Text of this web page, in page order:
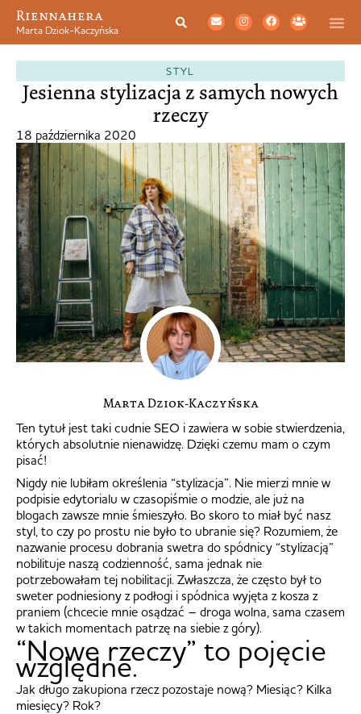
Riennahera
Marta Dziok-Kaczyńska
STYL
Jesienna stylizacja z samych nowych
rzeczy
18 października 2020
Marta Dziok-Kaczyńska
Ten tytuł jest taki cudnie SEO i zawiera w sobie stwierdzenia,
których absolutnie nienawidzę. Dzięki czemu mam o czym
pisać!
Nigdy nie lubiłam określenia “stylizacja”. Nie mierzi mnie w
podpisie edytorialu w czasopiśmie o modzie, ale już na
blogach zawsze mnie śmieszyło. Bo skoro to miał być nasz
styl, to czy po prostu nie było to ubranie się? Rozumiem, że
nazwanie procesu dobrania swetra do spódnicy “stylizacją”
nobilituje naszą codzienność, sama jednak nie
potrzebowałam tej nobilitacji. Zwłaszcza, że często był to
sweter podniesiony z podłogi i spódnica wyjęta z kosza z
praniem (chcecie mnie osądzać – droga wolna, sama czasem
w takich momentach patrzę na siebie z góry).
“Nowe rzeczy” to pojęcie
względne.
Jak długo zakupiona rzecz pozostaje nową? Miesiąc? Kilka
miesięcy? Rok?